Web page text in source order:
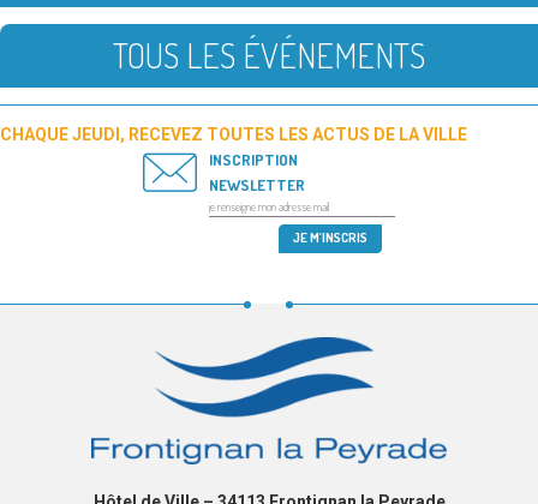
TOUS LES ÉVÉNEMENTS
CHAQUE JEUDI, RECEVEZ TOUTES LES ACTUS DE LA VILLE
INSCRIPTION
NEWSLETTER